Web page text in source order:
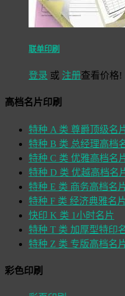
联单印刷
登录 或 注册查看价格!
高档名片印刷
特种 A 类 尊爵顶级名
特种 B 类 总经理高档
特种 C 类 优雅高档名
特种 D 类 优越高档名
特种 E 类 商务高档名
特种 F 类 经济典雅名
快印 K 类 1小时名片
特种 T 类 加厚型特印
特种 Z 类 专版高档名
彩色印刷